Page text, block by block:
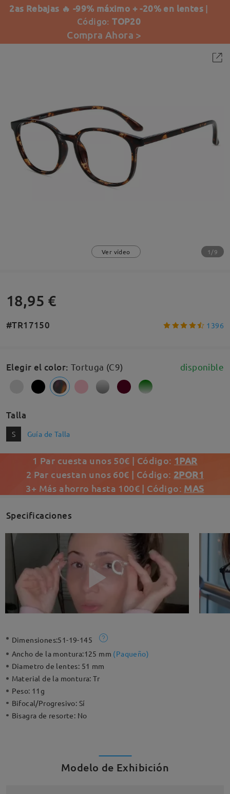
2as Rebajas 🔥 -99% máximo + -20% en lentes |
Código:TOP20
Compra Ahora >
Ver vídeo 1/9
18,95 €
#TR17150 1396
Elegir el color: Tortuga (C9) disponible
Talla
S Guía de Talla
1 Par cuesta unos 50€ | Código: 1PAR
2 Par cuestan unos 60€ | Código: 2POR1
3+ Más ahorro hasta 100€ | Código: MAS
Specificaciones
Dimensiones:51-19-145
Ancho de la montura:125 mm (Paqueño)
Diametro de lentes: 51 mm
Material de la montura:Tr
Peso: 11g
Bifocal/Progresivo: Sí
Bisagra de resorte: No
Modelo de Exhibición